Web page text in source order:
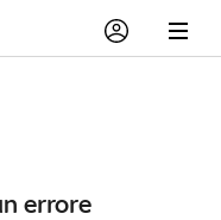
errore